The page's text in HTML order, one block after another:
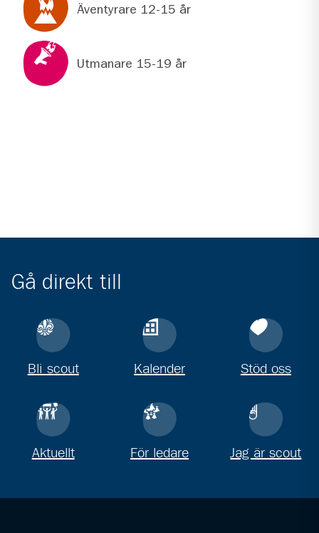
Äventyrare 12-15 år
Utmanare 15-19 år
Gå direkt till
Bli scout Kalender Stöd oss
Aktuellt För ledare Jag är scout